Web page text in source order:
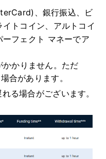
、銀行振込、ビ
トコイン、アルトコイ
フェクト マネーでア
かりません。 ただ
合があります。
る場合がございます。